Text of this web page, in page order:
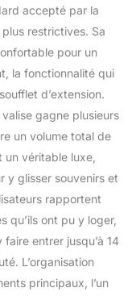
accepté par la
restrictives. Sa
pour un
la fonctionnalité qui
d’extension.
gagne plusieurs
un volume total de
un véritable luxe,
y glisser souvenirs et
rapportent
qu’ils ont pu y loger,
entrer jusqu’à 14
L’organisation
principaux, l’un